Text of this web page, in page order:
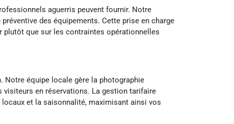
aguerris peuvent fournir. Notre
des équipements. Cette prise en charge
plutôt que sur les contraintes opérationnelles
Notre équipe locale gère la photographie
en réservations. La gestion tarifaire
et la saisonnalité, maximisant ainsi vos